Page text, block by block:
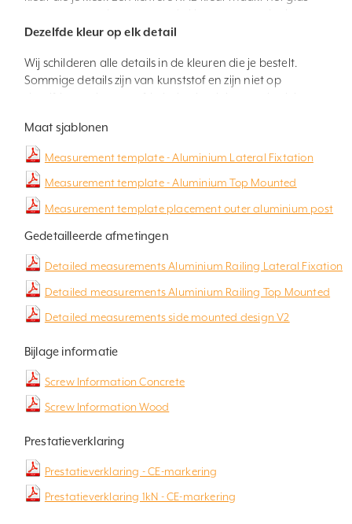
kleur.
dan heeft het glas een “matte” folie.
Dezelfde kleur op elk detail
Wij schilderen alle details in de kleuren die je bestelt.
Sommige details zijn van kunststof en zijn niet op
glanzender worden ervaren.
Maat sjablonen
Measurement template - Aluminium Lateral Fixtation
Measurement template - Aluminium Top Mounted
Measurement template placement outer aluminium post
Gedetailleerde afmetingen
Detailed measurements Aluminium Railing Lateral Fixation
Detailed measurements Aluminium Railing Top Mounted
Detailed measurements side mounted design V2
Bijlage informatie
Screw Information Concrete
Screw Information Wood
Prestatieverklaring
Prestatieverklaring - CE-markering
Prestatieverklaring 1kN - CE-markering